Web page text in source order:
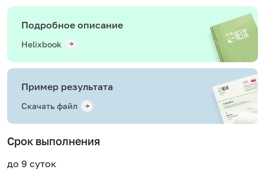
Подробное описание
Helixbook
Пример результата
Скачать файл
Срок выполнения
до 9 суток